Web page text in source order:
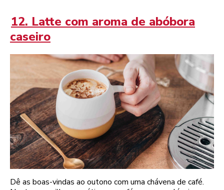
12. Latte com aroma de abóbora
caseiro
Dê as boas-vindas ao outono com uma chávena de café.